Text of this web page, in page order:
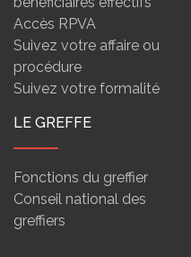
Accès RPVA
Suivez votre affaire ou
procédure
Suivez votre formalité
LE GREFFE
Fonctions du greffier
Conseil national des
greffiers